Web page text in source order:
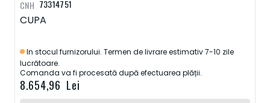
73314751
CUPA
In stocul furnizorului. Termen de livrare estimativ 7-10 zile
lucrătoare.
Comanda va fi procesată după efectuarea plății.
8.654,96 Lei
CNH